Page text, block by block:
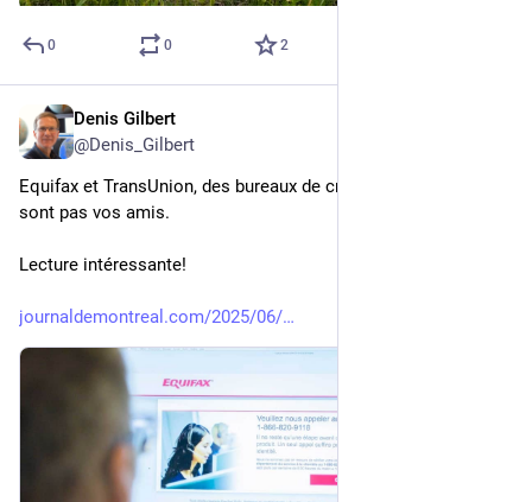
0 0 2
Denis Gilbert
@Denis_Gilbert
Equifax et TransUnion, des bureaux de crédit américains, ne
sont pas vos amis.
Lecture intéressante!
journaldemontreal.com/2025/06/